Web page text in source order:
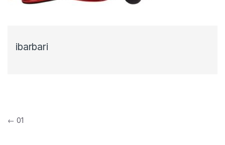
ibarbari
Navigacija objava
← 01